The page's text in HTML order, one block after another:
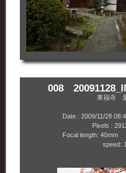
008
東福寺
Date : 2009/11/28
Pixels :
Focal length: 40mm
speed: